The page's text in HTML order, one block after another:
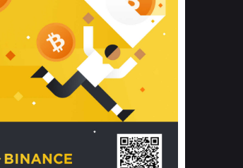
động của giấc ngủ và môi trường
phòng ngủ đối với sức khỏe con
người tại Sleep Foundation (External
Link) để có cái nhìn toàn diện hơn.
2. Các tiêu chí vàng khi lựa chọn
chăn ga gối đệm cao cấp cho phòng
ngủ
Để sở hữu một bộ chăn ga gối đệm
cao cấp hoàn hảo cả về thẩm mỹ lẫn
công năng, người tiêu dùng cần cân
nhắc kỹ lưỡng các tiêu chí quan trọng